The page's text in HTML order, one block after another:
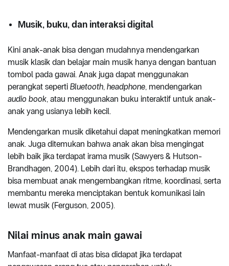
Musik, buku, dan interaksi digital
Kini anak-anak bisa dengan mudahnya mendengarkan
musik klasik dan belajar main musik hanya dengan bantuan
tombol pada gawai. Anak juga dapat menggunakan
perangkat seperti Bluetooth, headphone, mendengarkan
audio book, atau menggunakan buku interaktif untuk anak-
anak yang usianya lebih kecil.
Mendengarkan musik diketahui dapat meningkatkan memori
anak. Juga ditemukan bahwa anak akan bisa mengingat
lebih baik jika terdapat irama musik (Sawyers & Hutson-
Brandhagen, 2004). Lebih dari itu, ekspos terhadap musik
bisa membuat anak mengembangkan ritme, koordinasi, serta
membantu mereka menciptakan bentuk komunikasi lain
lewat musik (Ferguson, 2005).
Nilai minus anak main gawai
Manfaat-manfaat di atas bisa didapat jika terdapat